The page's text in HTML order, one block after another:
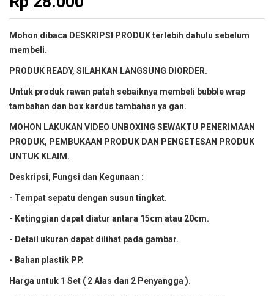
Mohon dibaca DESKRIPSI PRODUK terlebih dahulu sebelum
membeli.
PRODUK READY, SILAHKAN LANGSUNG DIORDER.
Untuk produk rawan patah sebaiknya membeli bubble wrap
tambahan dan box kardus tambahan ya gan.
MOHON LAKUKAN VIDEO UNBOXING SEWAKTU PENERIMAAN
PRODUK, PEMBUKAAN PRODUK DAN PENGETESAN PRODUK
UNTUK KLAIM.
Deskripsi, Fungsi dan Kegunaan :
- Tempat sepatu dengan susun tingkat.
- Ketinggian dapat diatur antara 15cm atau 20cm.
- Detail ukuran dapat dilihat pada gambar.
- Bahan plastik PP.
Harga untuk 1 Set ( 2 Alas dan 2 Penyangga ).